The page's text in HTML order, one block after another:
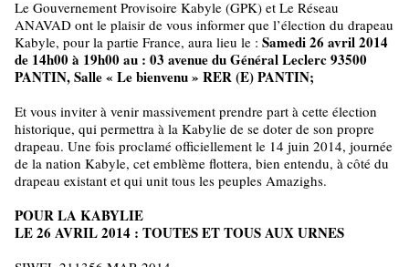
Le Gouvernement Provisoire Kabyle (GPK) et Le Réseau
ANAVAD ont le plaisir de vous informer que l’élection du drapeau
Kabyle, pour la partie France, aura lieu le : Samedi 26 avril 2014
de 14h00 à 19h00 au : 03 avenue du Général Leclerc 93500
PANTIN, Salle « Le bienvenu » RER (E) PANTIN;
Et vous inviter à venir massivement prendre part à cette élection
historique, qui permettra à la Kabylie de se doter de son propre
drapeau. Une fois proclamé officiellement le 14 juin 2014, journée
de la nation Kabyle, cet emblème flottera, bien entendu, à côté du
drapeau existant et qui unit tous les peuples Amazighs.
POUR LA KABYLIE
LE 26 AVRIL 2014 : TOUTES ET TOUS AUX URNES